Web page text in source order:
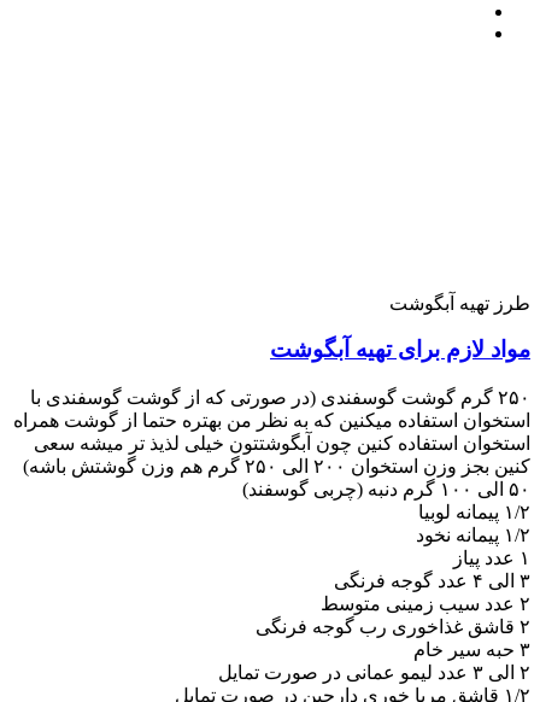
طرز تهیه آبگوشت
مواد لازم برای تهیه آبگوشت
۲۵۰ گرم گوشت گوسفندی (در صورتی که از گوشت گوسفندی با
استخوان استفاده میکنین که به نظر من بهتره حتما از گوشت همراه
استخوان استفاده کنین چون آبگوشتتون خیلی لذیذ تر میشه سعی
کنین بجز وزن استخوان ۲۰۰ الی ۲۵۰ گرم هم وزن گوشتش باشه)
۵۰ الی ۱۰۰ گرم دنبه (چربی گوسفند)
۱/۲ پیمانه لوبیا
۱/۲ پیمانه نخود
۱ عدد پیاز
۳ الی ۴ عدد گوجه فرنگی
۲ عدد سیب زمینی متوسط
۲ قاشق غذاخوری رب گوجه فرنگی
۳ حبه سیر خام
۲ الی ۳ عدد لیمو عمانی در صورت تمایل
۱/۲ قاشق مربا خوری دارچین در صورت تمایل